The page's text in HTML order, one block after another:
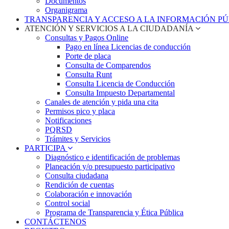
Organigrama
TRANSPARENCIA Y ACCESO A LA INFORMACIÓN
ATENCIÓN Y SERVICIOS A LA CIUDADANÍA
Consultas y Pagos Online
Pago en línea Licencias de conducción
Porte de placa
Consulta de Comparendos
Consulta Runt
Consulta Licencia de Conducción
Consulta Impuesto Departamental
Canales de atención y pida una cita
Permisos pico y placa
Notificaciones
PQRSD
Trámites y Servicios
PARTICIPA
Diagnóstico e identificación de problemas
Planeación y/o presupuesto participativo​
Consulta ciudadana
Rendición de cuentas
Colaboración e innovación
Control social
Programa de Transparencia y Ética Pública
CONTÁCTENOS